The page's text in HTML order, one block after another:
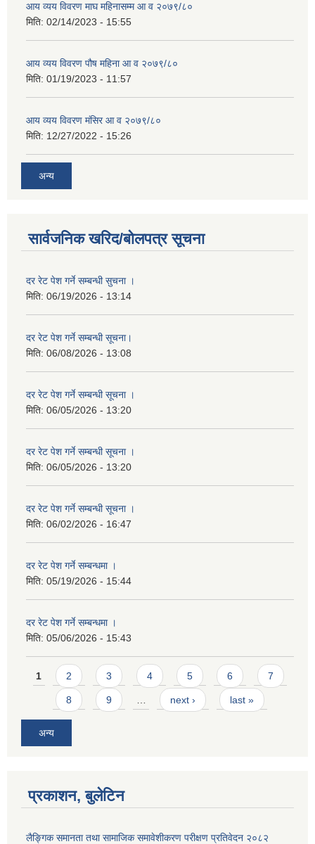
आय व्यय विवरण माघ महिनासम्म आ व २०७९/८०
मिति: 02/14/2023 - 15:55
आय व्यय विवरण पौष महिना आ व २०७९/८०
मिति: 01/19/2023 - 11:57
आय व्यय विवरण मंसिर आ व २०७९/८०
मिति: 12/27/2022 - 15:26
अन्य
सार्वजनिक खरिद/बोलपत्र सूचना
दर रेट पेश गर्ने सम्बन्धी सुचना ।
मिति: 06/19/2026 - 13:14
दर रेट पेश गर्ने सम्बन्धी सूचना।
मिति: 06/08/2026 - 13:08
दर रेट पेश गर्ने सम्बन्धी सूचना ।
मिति: 06/05/2026 - 13:20
दर रेट पेश गर्ने सम्बन्धी सूचना ।
मिति: 06/05/2026 - 13:20
दर रेट पेश गर्ने सम्बन्धी सूचना ।
मिति: 06/02/2026 - 16:47
दर रेट पेश गर्ने सम्बन्धमा ।
मिति: 05/19/2026 - 15:44
दर रेट पेश गर्ने सम्बन्धमा ।
मिति: 05/06/2026 - 15:43
Pages
1 2 3 4 5 6 7
8 9 … next › last »
अन्य
प्रकाशन, बुलेटिन
लैङ्गिक समानता तथा सामाजिक समावेशीकरण परीक्षण प्रतिवेदन २०८२